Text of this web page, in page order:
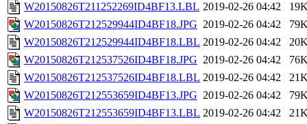
W20150826T211252269ID4BF13.LBL 2019-02-26 04:42
W20150826T212529944ID4BF18.JPG 2019-02-26 04:42
W20150826T212529944ID4BF18.LBL 2019-02-26 04:42
W20150826T212537526ID4BF18.JPG 2019-02-26 04:42
W20150826T212537526ID4BF18.LBL 2019-02-26 04:42
W20150826T212553659ID4BF13.JPG 2019-02-26 04:42
W20150826T212553659ID4BF13.LBL 2019-02-26 04:42